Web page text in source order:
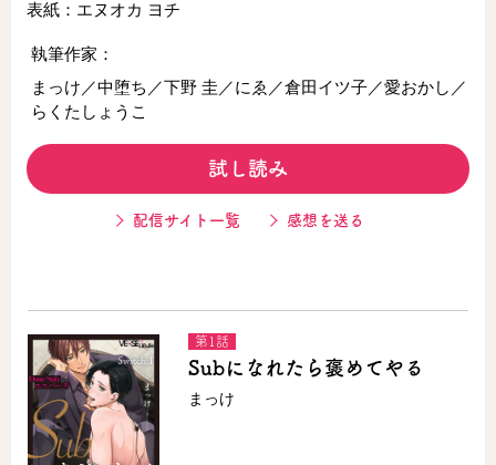
コミックパルフェ
閉じる
表紙：エヌオカ ヨチ
執筆作家：
まっけ／中堕ち／下野 圭／にゑ／倉田イツ子／愛おかし／
らくたしょうこ
試し読み
配信サイト一覧 感想を送る
第1話
Subになれたら褒めてやる
まっけ